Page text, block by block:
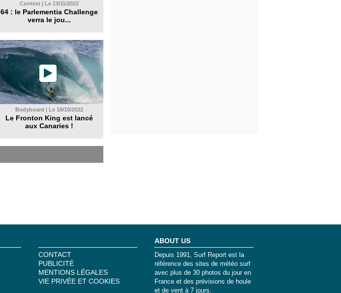
Contest | Le 13/11/2022
64 : le Parlementia Challenge
verra le jou...
Bodyboard | Le 18/10/2022
Le Fronton King est lancé
aux Canaries !
CONTACT
PUBLICITÉ
MENTIONS LÉGALES
VIE PRIVÉE ET COOKIES
ABOUT US
Depuis 1991, Surf Report est la
référence des sites de météo surf
avec plus de 30 photos du jour en
France et des prévisions de houle
et de vent à 7 jours.